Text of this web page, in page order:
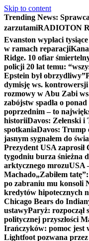
Skip to content
Trending News:
zarzutamiRADIOTON
Evanston wypłaci
w ramach reparacji
Ridge. 10 ofiar
policji 20 lat temu:
Epstein był obrzydliwy”
dymisję ws. kontrowersji
rozmowy w Abu Zabi
zabójstw spadła o
poprzednim – to
historiiDavos: Zełenski i
spotkaniaDavos: Trump
jasnym sygnałem do
Prezydent USA
tygodniu burza śnieżna
arktycznego mrozuUSA
Machado„Zabiłem
po zabraniu mu konsoli
kredytów hipotecznych
Chicago Bears do
ustawyParyż: rozpoczął
politycznej przyszłości
Irańczyków: pomoc jest
Lightfoot pozwana przez